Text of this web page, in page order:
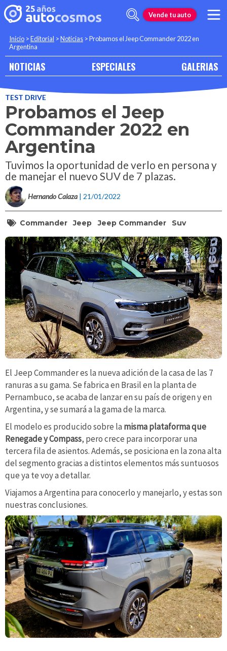
Vende tu auto
Inicio >Editorial >Noticias >Probamos el Jeep Commander 2022 en
Argentina
NOTICIAS ESPECIALES GALERIAS
TEST DRIVE
Probamos el Jeep
Commander 2022 en
Argentina
Tuvimos la oportunidad de verlo en persona y
de manejar el nuevo SUV de 7 plazas.
Hernando Calaza | 21/01/2022
Commander Jeep Jeep Commander Suv
El Jeep Commander es la nueva adición de la casa de las 7
ranuras a su gama. Se fabrica en Brasil en la planta de
Pernambuco, se acaba de lanzar en su país de origen y en
Argentina, y se sumará a la gama de la marca.
El modelo es producido sobre la misma plataforma que
Renegade y Compass, pero crece para incorporar una
tercera fila de asientos. Además, se posiciona en la zona alta
del segmento gracias a distintos elementos más suntuosos
que ya te voy a detallar.
Viajamos a Argentina para conocerlo y manejarlo, y estas son
nuestras conclusiones.